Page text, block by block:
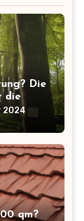
Die
die
2024
qm?